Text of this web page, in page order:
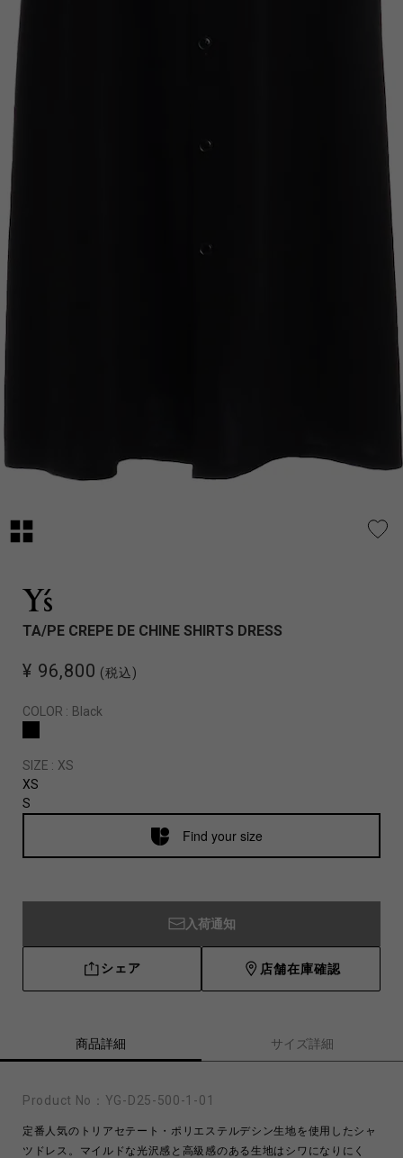
TA/PE CREPE DE CHINE SHIRTS DRESS
¥ 96,800 (税込)
COLOR : Black
SIZE : XS
XS
S
Find your size
入荷通知
シェア 店舗在庫確認
商品詳細 サイズ詳細
Product No： YG-D25-500-1-01
定番人気のトリアセテート・ポリエステルデシン生地を使用したシャ
ツドレス。マイルドな光沢感と高級感のある生地はシワになりにく